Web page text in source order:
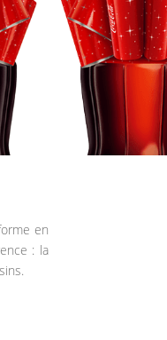
en
: la